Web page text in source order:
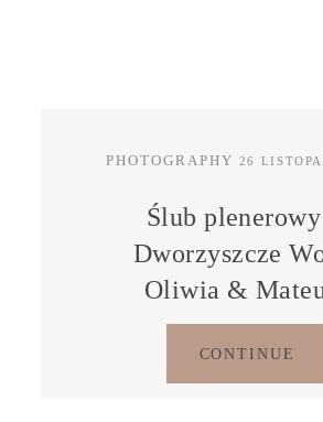
PHOTOGRAPHY 26
Ślub
Dworzyszcze
Oliwia &
CONTINUE